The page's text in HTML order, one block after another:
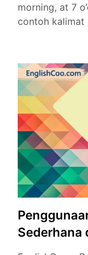
morning, at 7
contoh kalimat
Sederhana